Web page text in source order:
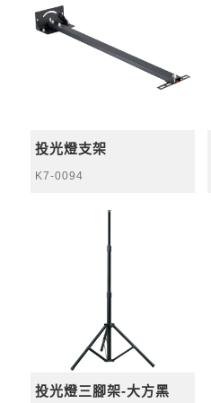
投光燈支架
K7-0094
投光燈三腳架-大方黑